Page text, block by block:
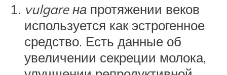
vulgare на протяжении веков
используется как эстрогенное
средство. Есть данные об
увеличении секреции молока,